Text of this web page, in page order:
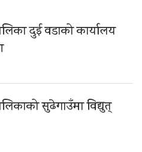
दुई वडाको कार्यालय
सुढेगाउँमा विद्युत्